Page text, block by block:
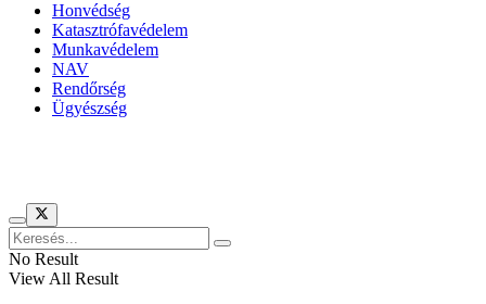
Honvédség
Katasztrófavédelem
Munkavédelem
NAV
Rendőrség
Ügyészség
No Result
View All Result